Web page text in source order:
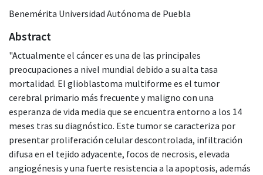
Benemérita Universidad Autónoma de Puebla
Abstract
"Actualmente el cáncer es una de las principales
preocupaciones a nivel mundial debido a su alta tasa
mortalidad. El glioblastoma multiforme es el tumor
cerebral primario más frecuente y maligno con una
esperanza de vida media que se encuentra entorno a los 14
meses tras su diagnóstico. Este tumor se caracteriza por
presentar proliferación celular descontrolada, infiltración
difusa en el tejido adyacente, focos de necrosis, elevada
angiogénesis y una fuerte resistencia a la apoptosis, además